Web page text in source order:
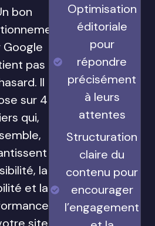
bon
Google
pas
Il
sur 4
qui,
la
et la
Optimisation
éditoriale
pour
répondre
précisément
à leurs
attentes
Structuration
claire du
contenu pour
encourager
l’engagement